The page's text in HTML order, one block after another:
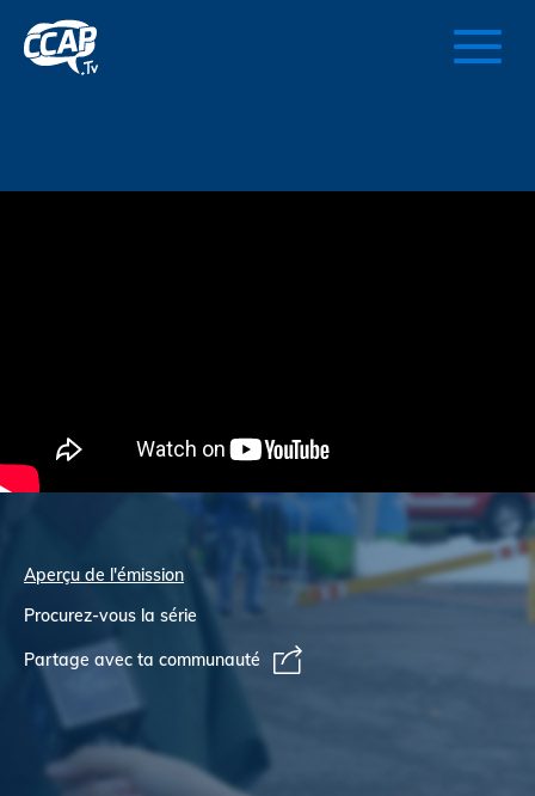
Aperçu de l'émission
Procurez-vous la série
Partage avec ta communauté